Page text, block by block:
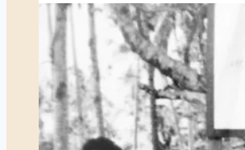
di
Medan
Perang